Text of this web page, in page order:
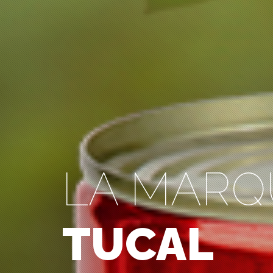
LA
TUCAL